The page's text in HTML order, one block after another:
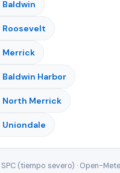
Baldwin
Roosevelt
Merrick
Harbor
North Merrick
Uniondale
SPC (tiempo severo) · Open-